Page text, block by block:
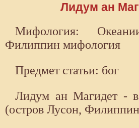
Лидум ан
Мифология:
Филиппин мифология
Предмет статьи: бог
Лидум ан Магидет -
(остров Лусон,